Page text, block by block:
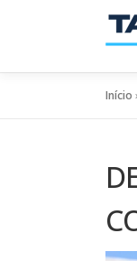
conteúdo
Início